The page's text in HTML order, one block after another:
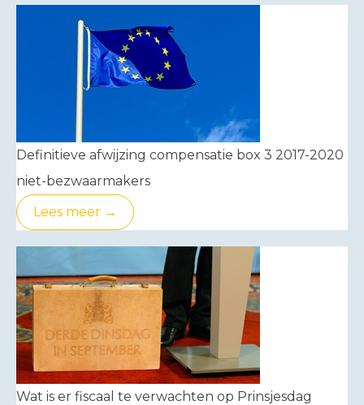
Definitieve afwijzing compensatie box 3 2017-2020
niet-bezwaarmakers
Lees meer →
Wat is er fiscaal te verwachten op Prinsjesdag